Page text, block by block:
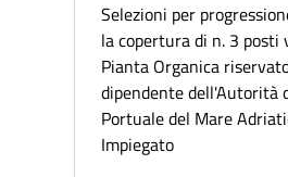
Selezioni per
la copertura di n. 3 posti
Pianta Organica
dipendente dell'Autorità
Portuale del Mare
Impiegato